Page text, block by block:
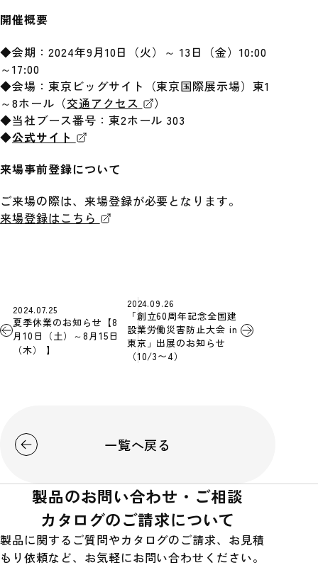
開催概要
◆会期：2024年9月10日（火）～ 13日（金）10:00
～17:00
◆会場：東京ビッグサイト（東京国際展示場）東1
～8ホール（交通アクセス
）
◆当社ブース番号：東2ホール 303
◆公式サイト
来場事前登録について
ご来場の際は、来場登録が必要となります。
来場登録はこちら
2024.07.25
夏季休業のお知らせ【8
月10日（土）～8月15日
（木） 】
2024.09.26
「創立60周年記念全国建
設業労働災害防止大会 in
東京」出展のお知らせ
（10/3〜4）
一覧へ戻る
製品のお問い合わせ・ご相談
カタログのご請求について
製品に関するご質問やカタログのご請求、お見積
もり依頼など、お気軽にお問い合わせください。